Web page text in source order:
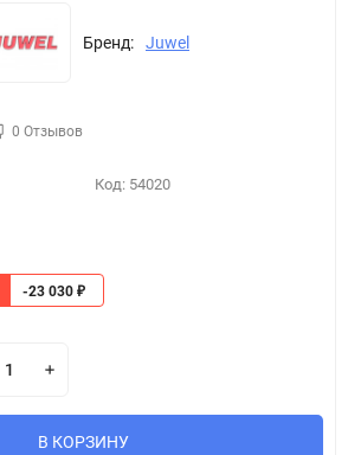
Бренд: Juwel
0 Отзывов
Код: 54020
-23 030 ₽
В КОРЗИНУ